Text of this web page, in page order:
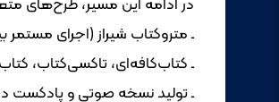
در ادامه این مسیر، طرح‌های
ـ متروکتاب شیراز (اجرای
ـ کتاب‌کافه‌ای، تاکسی‌کتاب،
ـ تولید نسخه صوتی و پادکست